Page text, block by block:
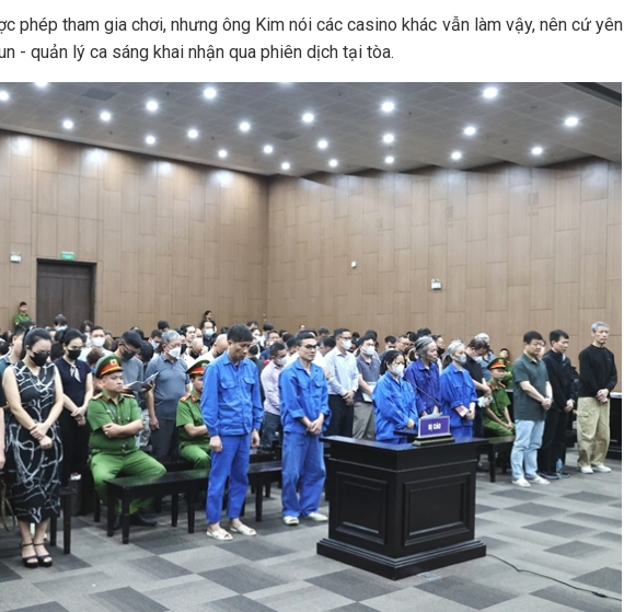
phép tham gia chơi, nhưng ông Kim nói các casino khác vẫn làm vậy, nên cứ yên
- quản lý ca sáng khai nhận qua phiên dịch tại tòa.